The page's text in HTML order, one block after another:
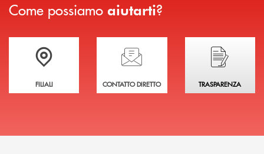
Come possiamo aiutarti?
Trova la filiale più vicina a te
FILIALI
Hai bisogno di assistenza immediata?
CONTATTO DIRETTO
Hai bisogno di
TRASPARENZA